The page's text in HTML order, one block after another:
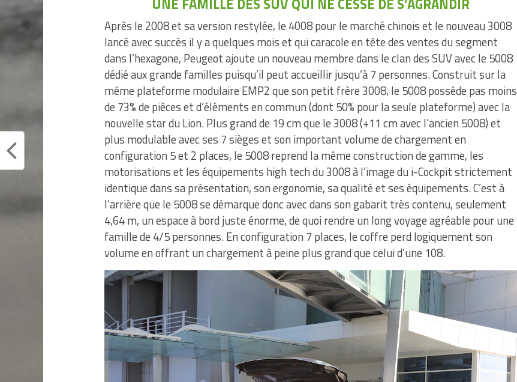
UNE FAMILLE DES SUV QUI NE CESSE DE S’AGRANDIR
Après le 2008 et sa version restylée, le 4008 pour le marché chinois et le nouveau 3008
lancé avec succès il y a quelques mois et qui caracole en tête des ventes du segment
dans l’hexagone, Peugeot ajoute un nouveau membre dans le clan des SUV avec le 5008
dédié aux grande familles puisqu’il peut accueillir jusqu’à 7 personnes. Construit sur la
même plateforme modulaire EMP2 que son petit frère 3008, le 5008 possède pas moins
de 73% de pièces et d’éléments en commun (dont 50% pour la seule plateforme) avec la
nouvelle star du Lion. Plus grand de 19 cm que le 3008 (+11 cm avec l’ancien 5008) et
plus modulable avec ses 7 sièges et son important volume de chargement en
configuration 5 et 2 places, le 5008 reprend la même construction de gamme, les
motorisations et les équipements high tech du 3008 à l’image du i-Cockpit strictement
identique dans sa présentation, son ergonomie, sa qualité et ses équipements. C’est à
l’arrière que le 5008 se démarque donc avec dans son gabarit très contenu, seulement
4,64 m, un espace à bord juste énorme, de quoi rendre un long voyage agréable pour une
famille de 4/5 personnes. En configuration 7 places, le coffre perd logiquement son
volume en offrant un chargement à peine plus grand que celui d’une 108.